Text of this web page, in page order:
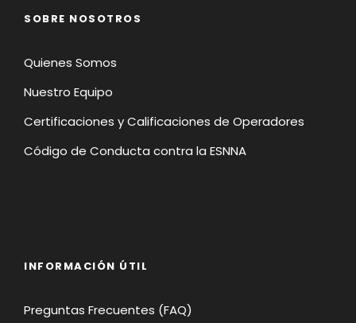
SOBRE NOSOTROS
Quienes Somos
Nuestro Equipo
Certificaciones y Calificaciones de Operadores
Código de Conducta contra la ESNNA
INFORMACIÓN ÚTIL
Preguntas Frecuentes (FAQ)